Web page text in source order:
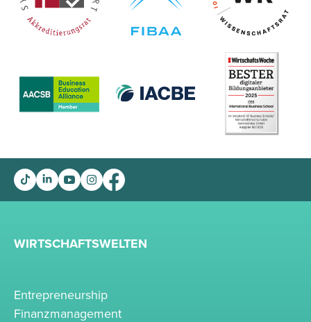
WIRTSCHAFTSWELTEN
Entrepreneurship
Finanzmanagement